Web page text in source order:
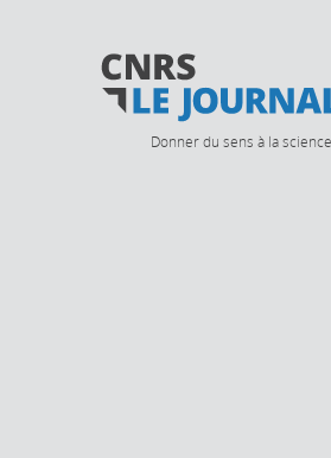
Donner du sens à la science